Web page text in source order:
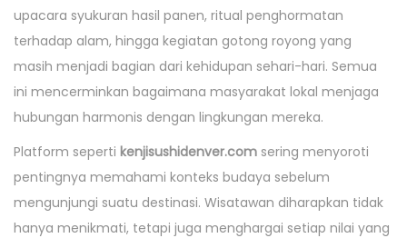
upacara syukuran hasil panen, ritual penghormatan
terhadap alam, hingga kegiatan gotong royong yang
masih menjadi bagian dari kehidupan sehari-hari. Semua
ini mencerminkan bagaimana masyarakat lokal menjaga
hubungan harmonis dengan lingkungan mereka.
Platform seperti kenjisushidenver.com sering menyoroti
pentingnya memahami konteks budaya sebelum
mengunjungi suatu destinasi. Wisatawan diharapkan tidak
hanya menikmati, tetapi juga menghargai setiap nilai yang